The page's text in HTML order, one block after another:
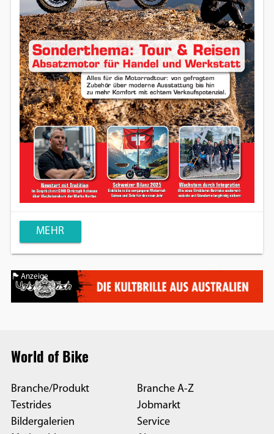
MEHR
Anzeige
World of Bike
Branche/Produkt
Testrides
Bildergalerien
Branche A-Z
Jobmarkt
Service